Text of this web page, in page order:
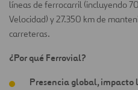
líneas de ferrocarril (incluyendo
Velocidad) y 27.350 km de
carreteras.
¿Por qué Ferrovial?
Presencia global, impacto